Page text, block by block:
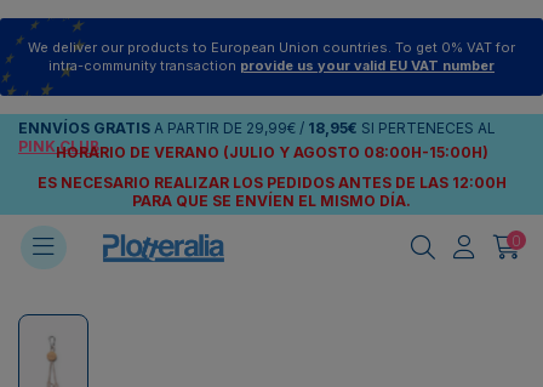
We deliver our products to European Union countries. To get 0% VAT for
intra-community transaction provide us your valid EU VAT number
ENNVÍOS GRATIS A PARTIR DE 29,99€ / 18,95€ SI PERTENECES AL
PINK CLUB
HORARIO DE VERANO (JULIO Y AGOSTO 08:00H-15:00H)
ES NECESARIO REALIZAR LOS PEDIDOS ANTES DE LAS 12:00H
PARA QUE SE ENVÍEN EL MISMO DÍA.
0